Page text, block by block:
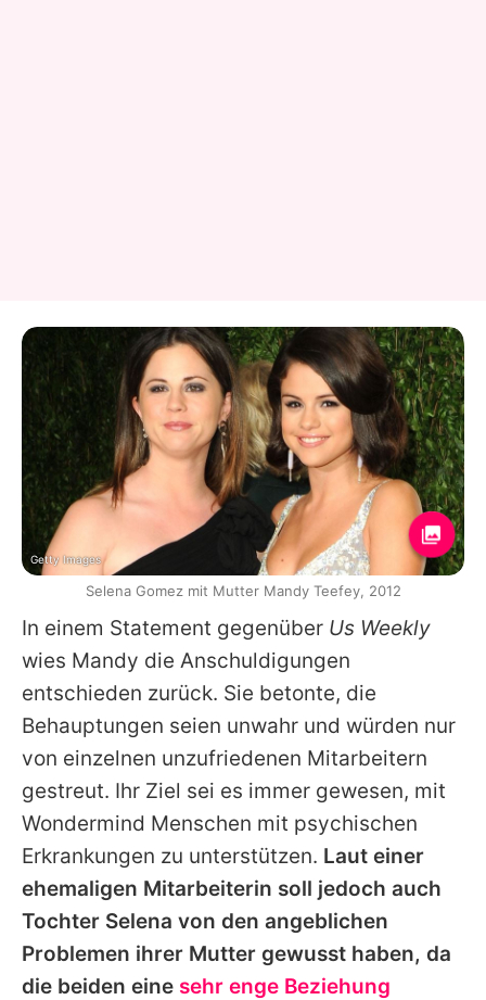
In einem Statement gegenüber Us Weekly
wies Mandy die Anschuldigungen
entschieden zurück. Sie betonte, die
Behauptungen seien unwahr und würden nur
von einzelnen unzufriedenen Mitarbeitern
gestreut. Ihr Ziel sei es immer gewesen, mit
Wondermind Menschen mit psychischen
Erkrankungen zu unterstützen. Laut einer
ehemaligen Mitarbeiterin soll jedoch auch
Tochter Selena von den angeblichen
Problemen ihrer Mutter gewusst haben, da
die beiden eine sehr enge Beziehung
Getty Images
Selena Gomez mit Mutter Mandy Teefey, 2012